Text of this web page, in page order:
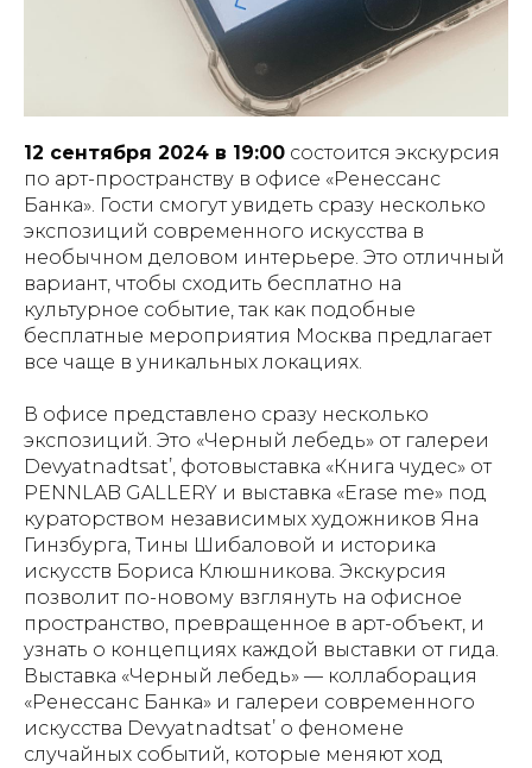
12 сентября 2024 в 19:00 состоится экскурсия
по арт-пространству в офисе «Ренессанс
Банка». Гости смогут увидеть сразу несколько
экспозиций современного искусства в
необычном деловом интерьере. Это отличный
вариант, чтобы сходить бесплатно на
культурное событие, так как подобные
бесплатные мероприятия Москва предлагает
все чаще в уникальных локациях.
В офисе представлено сразу несколько
экспозиций. Это «Черный лебедь» от галереи
Devyatnadtsat’, фотовыставка «Книга чудес» от
PENNLAB GALLERY и выставка «Erase me» под
кураторством независимых художников Яна
Гинзбурга, Тины Шибаловой и историка
искусств Бориса Клюшникова. Экскурсия
позволит по-новому взглянуть на офисное
пространство, превращенное в арт-объект, и
узнать о концепциях каждой выставки от гида.
Выставка «Черный лебедь» — коллаборация
«Ренессанс Банка» и галереи современного
искусства Devyatnadtsat’ о феномене
случайных событий, которые меняют ход